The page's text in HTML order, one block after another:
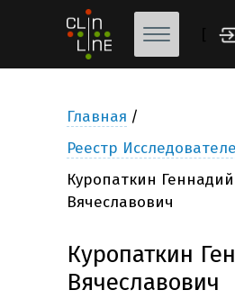
Главная
Реестр
Куропаткин Геннадий
Вячеславович
Куропаткин
Вячеславович